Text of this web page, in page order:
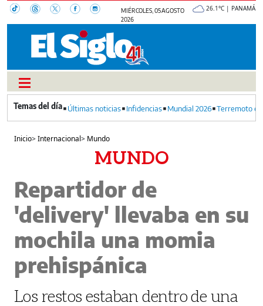
MIÉRCOLES, 05 AGOSTO
2026
26.1°C | PANAMÁ
Últimas noticias Infidencias Mundial 2026 Terremoto
Inicio>Internacional> Mundo
MUNDO
Repartidor de
'delivery' llevaba en su
mochila una momia
prehispánica
Los restos estaban dentro de una